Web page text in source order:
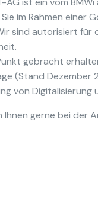
im Rahmen einer
sind autorisiert für
gebracht
(Stand Dezember
von Digitalisierung
Ihnen gerne bei der